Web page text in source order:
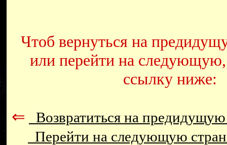
Чтоб вернуться на
или перейти на
ссылку ниже:
⇐
Возвратиться на
Перейти на следующую